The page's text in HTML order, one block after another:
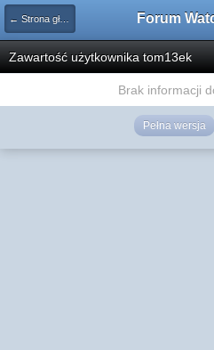
← Strona główna
Zawartość użytkownika tom13ek
Brak informacji
Pełna wersja